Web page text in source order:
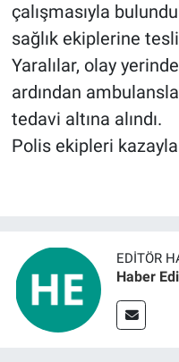
çalışmasıyla
sağlık ekiplerine
Yaralılar, olay
ardından
tedavi altına alındı.
Polis ekipleri
EDITÖR
Haber